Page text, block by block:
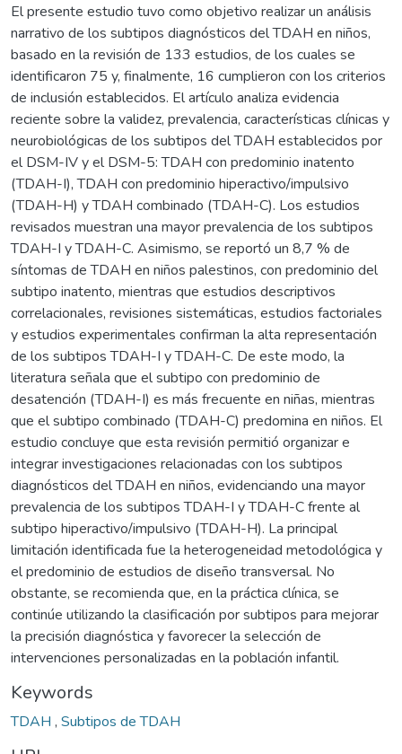
El presente estudio tuvo como objetivo realizar un análisis
narrativo de los subtipos diagnósticos del TDAH en niños,
basado en la revisión de 133 estudios, de los cuales se
identificaron 75 y, finalmente, 16 cumplieron con los criterios
de inclusión establecidos. El artículo analiza evidencia
reciente sobre la validez, prevalencia, características clínicas y
neurobiológicas de los subtipos del TDAH establecidos por
el DSM-IV y el DSM-5: TDAH con predominio inatento
(TDAH-I), TDAH con predominio hiperactivo/impulsivo
(TDAH-H) y TDAH combinado (TDAH-C). Los estudios
revisados muestran una mayor prevalencia de los subtipos
TDAH-I y TDAH-C. Asimismo, se reportó un 8,7 % de
síntomas de TDAH en niños palestinos, con predominio del
subtipo inatento, mientras que estudios descriptivos
correlacionales, revisiones sistemáticas, estudios factoriales
y estudios experimentales confirman la alta representación
de los subtipos TDAH-I y TDAH-C. De este modo, la
literatura señala que el subtipo con predominio de
desatención (TDAH-I) es más frecuente en niñas, mientras
que el subtipo combinado (TDAH-C) predomina en niños. El
estudio concluye que esta revisión permitió organizar e
integrar investigaciones relacionadas con los subtipos
diagnósticos del TDAH en niños, evidenciando una mayor
prevalencia de los subtipos TDAH-I y TDAH-C frente al
subtipo hiperactivo/impulsivo (TDAH-H). La principal
limitación identificada fue la heterogeneidad metodológica y
el predominio de estudios de diseño transversal. No
obstante, se recomienda que, en la práctica clínica, se
continúe utilizando la clasificación por subtipos para mejorar
la precisión diagnóstica y favorecer la selección de
intervenciones personalizadas en la población infantil.
Keywords
TDAH , Subtipos de TDAH